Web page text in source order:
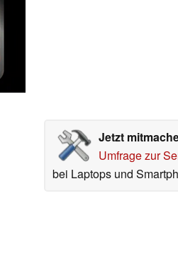
Jetzt
Umfrage zur
bei Laptops und